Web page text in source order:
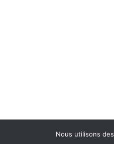
©2022 -
Nous utilisons